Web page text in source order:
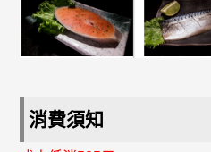
消費須知